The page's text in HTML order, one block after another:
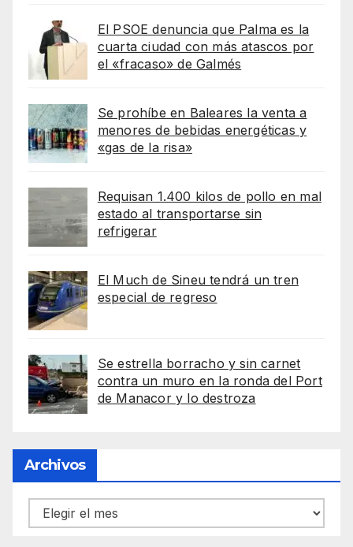
El PSOE denuncia que Palma es la
cuarta ciudad con más atascos por
el «fracaso» de Galmés
Se prohíbe en Baleares la venta a
menores de bebidas energéticas y
«gas de la risa»
Requisan 1.400 kilos de pollo en mal
estado al transportarse sin
refrigerar
El Much de Sineu tendrá un tren
especial de regreso
Se estrella borracho y sin carnet
contra un muro en la ronda del Port
de Manacor y lo destroza
Archivos
Archivos